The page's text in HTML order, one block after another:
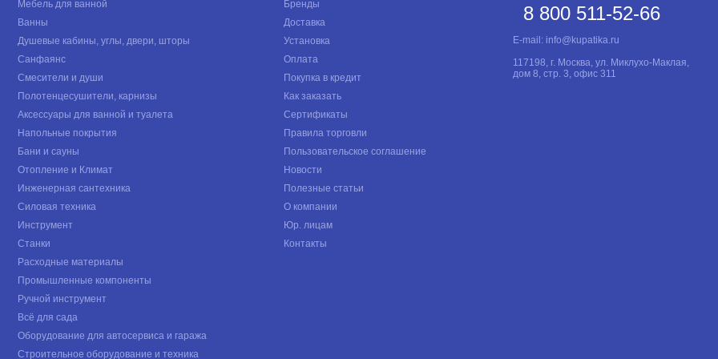
Мебель для ванной
Ванны
Душевые кабины, углы, двери, шторы
Санфаянс
Смесители и души
Полотенцесушители, карнизы
Аксессуары для ванной и туалета
Напольные покрытия
Бани и сауны
Отопление и Климат
Инженерная сантехника
Силовая техника
Инструмент
Станки
Расходные материалы
Промышленные компоненты
Ручной инструмент
Всё для сада
Оборудование для автосервиса и гаража
Строительное оборудование и техника
Бренды
Доставка
Установка
Оплата
Покупка в кредит
Как заказать
Сертификаты
Правила торговли
Пользовательское соглашение
Новости
Полезные статьи
О компании
Юр. лицам
Контакты
8 800 511-52-66
E-mail: info@kupatika.ru
117198, г. Москва, ул. Миклухо-Маклая,
дом 8, стр. 3, офис 311